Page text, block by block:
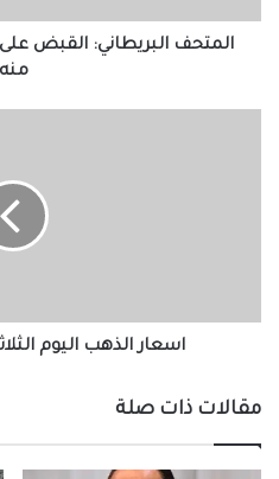
منه
المتحف البريطاني: القبض
منه
اسعار الذهب اليوم الثلاثاء 8 اغسطس
مقالات ذات صلة